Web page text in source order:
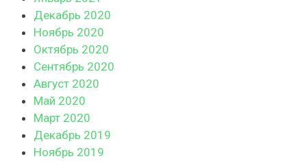
Декабрь 2020
Ноябрь 2020
Октябрь 2020
Сентябрь 2020
Август 2020
Май 2020
Март 2020
Декабрь 2019
Ноябрь 2019